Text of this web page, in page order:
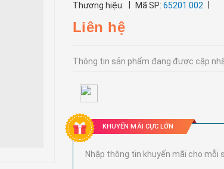
Thương hiệu: Mã SP: 65201.002
Liên hệ
Thông tin sản phẩm đang được cập
KHUYẾN MÃI CỰC LỚN
Nhập thông tin khuyến mãi cho mỗi